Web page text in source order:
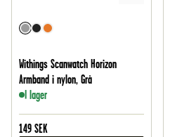
Withings Scanwatch Horizon
Armband i nylon, Grå
I lager
149 SEK